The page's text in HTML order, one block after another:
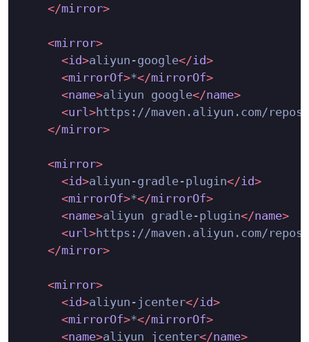
</mirror>
<mirror>
<id>aliyun-google</id>
<mirrorOf>*</mirrorOf>
<name>aliyun google</name>
<url >https://maven.aliyun.com/
</mirror>
<mirror>
<id>aliyun-gradle-plugin</id>
<mirrorOf>*</mirrorOf>
<name>aliyun gradle-plugin</name>
<url >https://maven.aliyun.com/
</mirror>
<mirror>
<id>aliyun-jcenter</id>
<mirrorOf>*</mirrorOf>
<name>aliyun jcenter</name>